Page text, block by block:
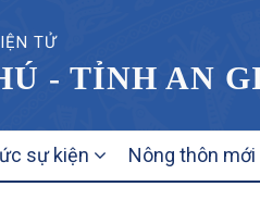
TỬ
- TỈNH AN
sự kiện Nông thôn mới